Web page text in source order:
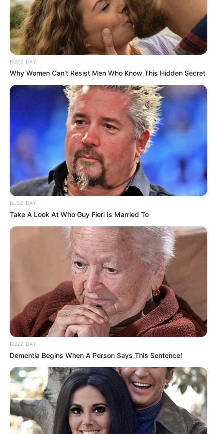
BUZZ DAY
Why Women Can't Resist Men Who Know This Hidden Secret
BUZZ DAY
Take A Look At Who Guy Fieri Is Married To
BUZZ DAY
Dementia Begins When A Person Says This Sentence!